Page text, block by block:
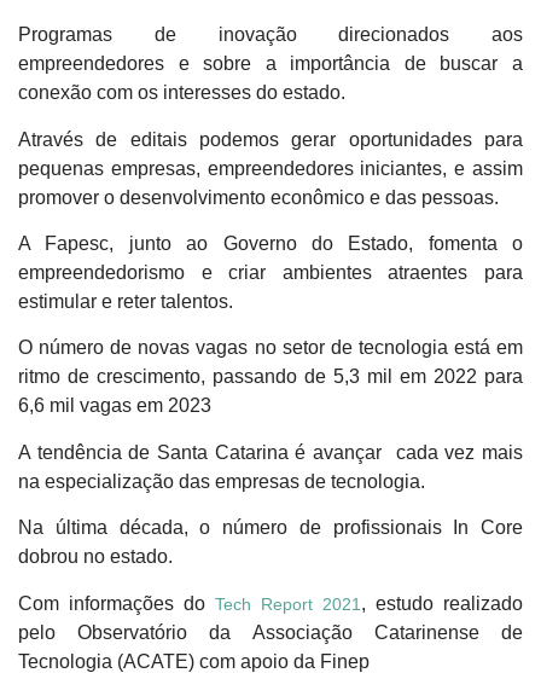
Programas de inovação direcionados aos
empreendedores e sobre a importância de buscar a
conexão com os interesses do estado.
Através de editais podemos gerar oportunidades para
pequenas empresas, empreendedores iniciantes, e assim
promover o desenvolvimento econômico e das pessoas.
A Fapesc, junto ao Governo do Estado, fomenta o
empreendedorismo e criar ambientes atraentes para
estimular e reter talentos.
O número de novas vagas no setor de tecnologia está em
ritmo de crescimento, passando de 5,3 mil em 2022 para
6,6 mil vagas em 2023
A tendência de Santa Catarina é avançar cada vez mais
na especialização das empresas de tecnologia.
Na última década, o número de profissionais In Core
dobrou no estado.
Com informações do Tech Report 2021 , estudo realizado
pelo Observatório da Associação Catarinense de
Tecnologia (ACATE) com apoio da Finep